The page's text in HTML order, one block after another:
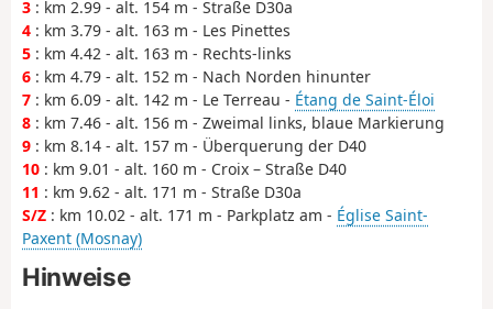
3 : km 2.99 - alt. 154 m - Straße D30a
4 : km 3.79 - alt. 163 m - Les Pinettes
5 : km 4.42 - alt. 163 m - Rechts-links
6 : km 4.79 - alt. 152 m - Nach Norden hinunter
7 : km 6.09 - alt. 142 m - Le Terreau - Étang de Saint-Éloi
8 : km 7.46 - alt. 156 m - Zweimal links, blaue Markierung
9 : km 8.14 - alt. 157 m - Überquerung der D40
10 : km 9.01 - alt. 160 m - Croix – Straße D40
11 : km 9.62 - alt. 171 m - Straße D30a
S/Z : km 10.02 - alt. 171 m - Parkplatz am - Église Saint-
Paxent (Mosnay)
Hinweise